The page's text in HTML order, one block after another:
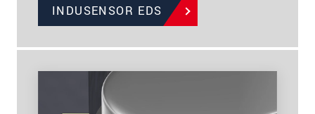
INDUSENSOR EDS